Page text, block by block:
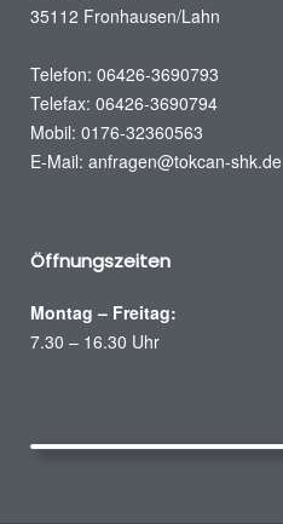
35112 Fronhausen/Lahn
Telefon: 06426-3690793
Telefax: 06426-3690794
Mobil: 0176-32360563
E-Mail: anfragen@tokcan-shk.de
Öffnungszeiten
Montag – Freitag:
7.30 – 16.30 Uhr